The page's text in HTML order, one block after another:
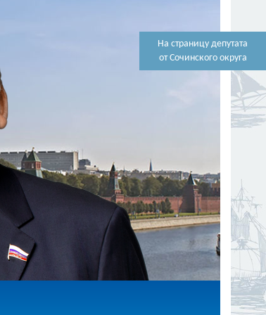
На страницу депутата
от Сочинского округа